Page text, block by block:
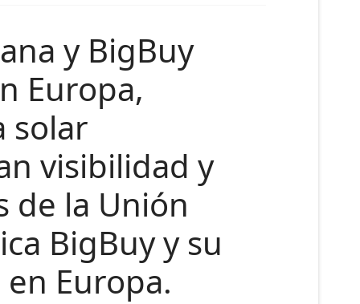
y BigBuy
Europa,
solar
visibilidad y
de la Unión
BigBuy y su
Europa.